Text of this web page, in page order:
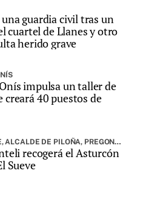
guardia civil tras un
cuartel de Llanes y otro
herido grave
impulsa un taller de
creará 40 puestos de
IVÁN ALLENDE, ALCALDE DE PILOÑA, PREGONARÁ LA FIESTA
recogerá el Asturcón
Sueve